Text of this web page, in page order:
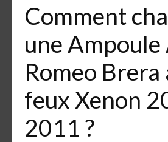
Comment
une Ampoule
Romeo Brera
feux Xenon
2011 ?